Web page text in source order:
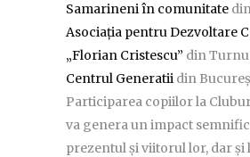
Samarineni în comunitate
Asociația pentru Dezvoltare
„Florian Cristescu” din
Centrul Generatii din
Participarea copiilor la
va genera un impact
prezentul și viitorul lor, dar și